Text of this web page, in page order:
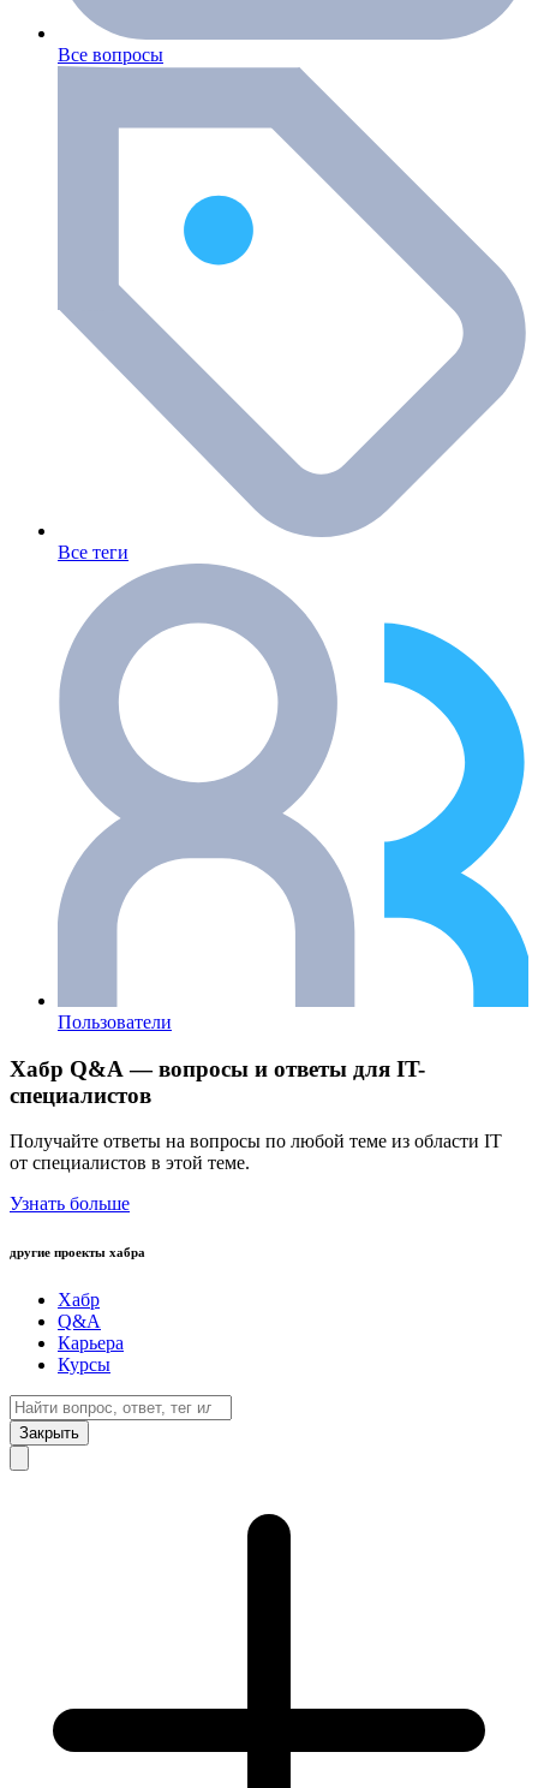
Все вопросы
Все теги
Пользователи
Хабр Q&A — вопросы и ответы для IT-
специалистов
Получайте ответы на вопросы по любой теме из области IT
от специалистов в этой теме.
Узнать больше
другие проекты хабра
Хабр
Q&A
Карьера
Курсы
Закрыть